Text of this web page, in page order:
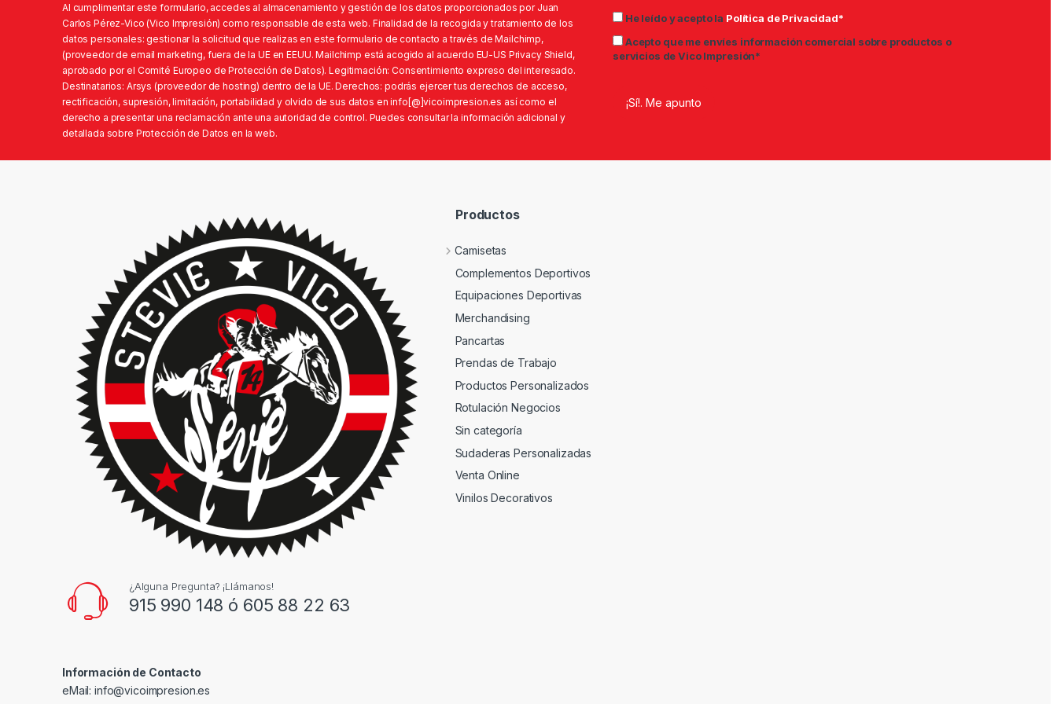
Al cumplimentar este formulario, accedes al almacenamiento y gestión de los datos proporcionados por Juan
Carlos Pérez-Vico (Vico Impresión) como responsable de esta web. Finalidad de la recogida y tratamiento de los
datos personales: gestionar la solicitud que realizas en este formulario de contacto a través de Mailchimp,
(proveedor de email marketing, fuera de la UE en EEUU. Mailchimp está acogido al acuerdo EU-US Privacy Shield,
aprobado por el Comité Europeo de Protección de Datos). Legitimación: Consentimiento expreso del interesado.
Destinatarios: Arsys (proveedor de hosting) dentro de la UE. Derechos: podrás ejercer tus derechos de acceso,
rectificación, supresión, limitación, portabilidad y olvido de sus datos en info[@]vicoimpresion.es así como el
derecho a presentar una reclamación ante una autoridad de control. Puedes consultar la información adicional y
detallada sobre Protección de Datos en la web.
He leído y acepto la Política de Privacidad*
Acepto que me envíes información comercial sobre productos o
servicios de Vico Impresión*
¿Alguna Pregunta? ¡Llámanos!
915 990 148 ó 605 88 22 63
Información de Contacto
eMail: info@vicoimpresion.es
Productos
Camisetas
Complementos Deportivos
Equipaciones Deportivas
Merchandising
Pancartas
Prendas de Trabajo
Productos Personalizados
Rotulación Negocios
Sin categoría
Sudaderas Personalizadas
Venta Online
Vinilos Decorativos